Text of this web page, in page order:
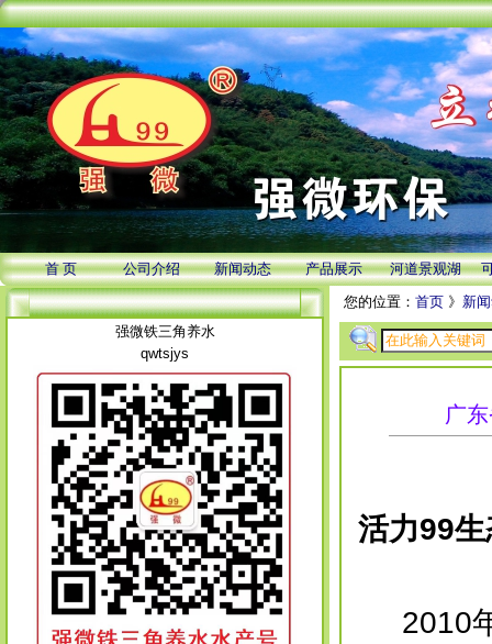
首 页 公司介绍 新闻动态 产品展示 河道景观湖
强微铁三角养水
qwtsjys
您的位置： 首页 》 新
广
活力99生
2010年